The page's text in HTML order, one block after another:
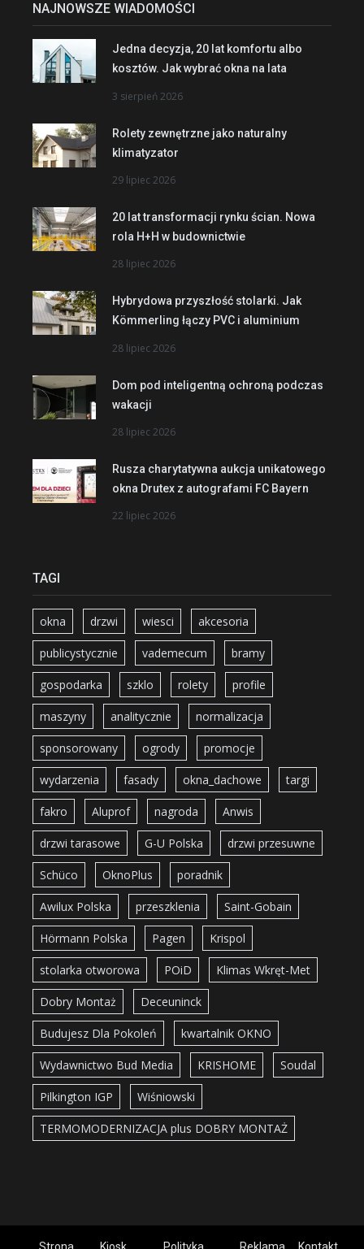
NAJNOWSZE WIADOMOŚCI
Jedna decyzja, 20 lat komfortu albo
kosztów. Jak wybrać okna na lata
3 sierpień 2026
Rolety zewnętrzne jako naturalny
klimatyzator
29 lipiec 2026
20 lat transformacji rynku ścian. Nowa
rola H+H w budownictwie
28 lipiec 2026
Hybrydowa przyszłość stolarki. Jak
Kömmerling łączy PVC i aluminium
28 lipiec 2026
Dom pod inteligentną ochroną podczas
wakacji
28 lipiec 2026
Rusza charytatywna aukcja unikatowego
okna Drutex z autografami FC Bayern
22 lipiec 2026
TAGI
okna drzwi wiesci akcesoria
publicystycznie vademecum bramy
gospodarka szklo rolety profile
maszyny analitycznie normalizacja
sponsorowany ogrody promocje
wydarzenia fasady okna_dachowe targi
fakro Aluprof nagroda Anwis
drzwi tarasowe G-U Polska drzwi przesuwne
Schüco OknoPlus poradnik
Awilux Polska przeszklenia Saint-Gobain
Hörmann Polska Pagen Krispol
stolarka otworowa POiD Klimas Wkręt-Met
Dobry Montaż Deceuninck
Budujesz Dla Pokoleń kwartalnik OKNO
Wydawnictwo Bud Media KRISHOME Soudal
Pilkington IGP Wiśniowski
TERMOMODERNIZACJA plus DOBRY MONTAŻ